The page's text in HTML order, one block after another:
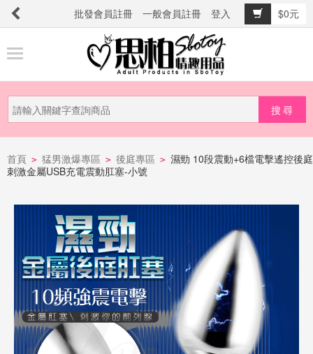
批發會員註冊 一般會員註冊 登入
$0元
品
新
品
上
電
話
或
首頁 > 猛男激爆專區 > 後庭專區 > 濕勁 10段震動+6檔電擊遙控後庭
刺激金屬USB充電震動肛塞-小號